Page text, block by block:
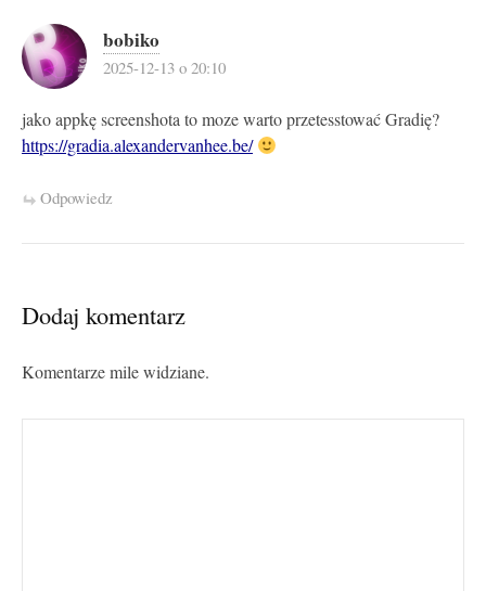
bobiko
2025-12-13 o 20:10
jako appkę screenshota to moze warto przetesstować Gradię?
https://gradia.alexandervanhee.be/
Odpowiedz
Dodaj komentarz
Komentarze mile widziane.